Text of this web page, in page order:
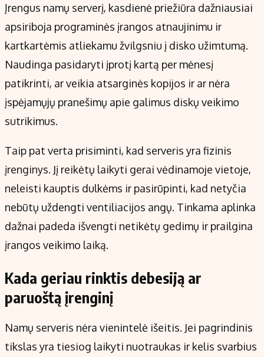
Įrengus namų serverį, kasdienė priežiūra dažniausiai
apsiriboja programinės įrangos atnaujinimu ir
kartkartėmis atliekamu žvilgsniu į disko užimtumą.
Naudinga pasidaryti įprotį kartą per mėnesį
patikrinti, ar veikia atsarginės kopijos ir ar nėra
įspėjamųjų pranešimų apie galimus diskų veikimo
sutrikimus.
Taip pat verta prisiminti, kad serveris yra fizinis
įrenginys. Jį reikėtų laikyti gerai vėdinamoje vietoje,
neleisti kauptis dulkėms ir pasirūpinti, kad netyčia
nebūtų uždengti ventiliacijos angų. Tinkama aplinka
dažnai padeda išvengti netikėtų gedimų ir prailgina
įrangos veikimo laiką.
Kada geriau rinktis debesiją ar
paruoštą įrenginį
Namų serveris nėra vienintelė išeitis. Jei pagrindinis
tikslas yra tiesiog laikyti nuotraukas ir kelis svarbius